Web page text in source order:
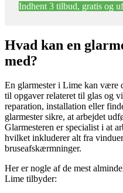
Indhent 3 tilbud, gratis og
Hvad kan en
med?
En glarmester i Lime kan være
til opgaver relateret til glas og
reparation, installation eller
glarmester sikre, at arbejdet
Glarmesteren er specialist i at
hvilket inkluderer alt fra
bruseafskærmninger.
Her er nogle af de mest
Lime tilbyder: